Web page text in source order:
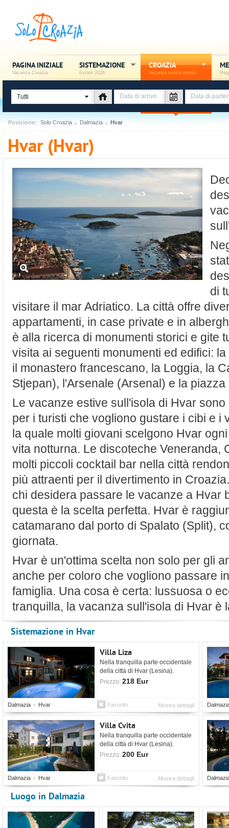
PAGINA INIZIALE
Vacanza Croazia
SISTEMAZIONE
Estate 2026
CROAZIA
Vacanza senza stress
Tutti
Posizione: Solo Croazia Dalmazia Hvar
Hvar (Hvar)
di
visitare il mar Adriatico. La città offre
appartamenti, in case private e in
è alla ricerca di monumenti storici e gite
visita ai seguenti monumenti ed edifici:
il monastero francescano, la Loggia, la
Stjepan), l'Arsenale (Arsenal) e la
Le vacanze estive sull'isola di Hvar
per i turisti che vogliono gustare i cibi e i
la quale molti giovani scelgono Hvar
vita notturna. Le discoteche Veneranda,
molti piccoli cocktail bar nella città
più attraenti per il divertimento in
chi desidera passare le vacanze a Hvar
questa è la scelta perfetta. Hvar è
catamarano dal porto di Spalato (Split),
giornata.
Hvar è un'ottima scelta non solo per gli
anche per coloro che vogliono passare
famiglia. Una cosa è certa: lussuosa o
tranquilla, la vacanza sull'isola di Hvar è
Sistemazione in Hvar
Villa Liza
Nella tranquilla parte occidentale
della città di Hvar (Lesina).
Prezzo: 218 Eur
Dalmazia Hvar Mostra dettagli
Favorito
Villa Cvita
Nella tranquilla parte occidentale
della città di Hvar (Lesina).
Prezzo: 200 Eur
Dalmazia Hvar Mostra dettagli
Favorito
Luogo in Dalmazia